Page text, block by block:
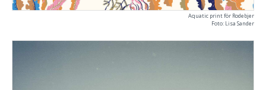
Aquatic print för Rodebjer
Foto: Lisa Sander